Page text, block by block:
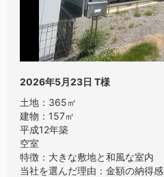
2026年5月23日 T様
土地：365㎡
建物：157㎡
平成12年築
空室
特徴：大きな敷地と和風な室内
当社を選んだ理由：金額の納得感